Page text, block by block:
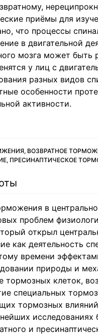
приёмы для
что процессы
в двигательной
мозга может быть
у лиц с
разных видов
особенности
активности.
ВОЗВРАТНОЕ
ПРЕСИНАПТИЧЕСКОЕ
в
проблем
открыл
как деятельность
времени
природы и
тормозных клеток,
специальных
тормозных
исследованиях
и